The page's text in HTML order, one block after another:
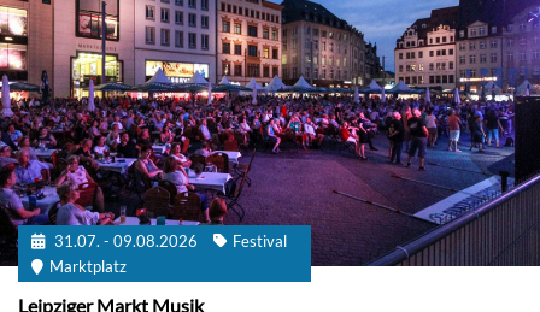
31.07. - 09.08.2026
Festival
Marktplatz
Leipziger Markt Musik